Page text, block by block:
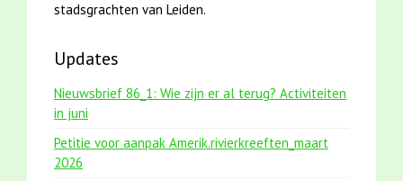
stadsgrachten van Leiden.
Updates
Nieuwsbrief 86_1: Wie zijn er al terug? Activiteiten
in juni
Petitie voor aanpak Amerik.rivierkreeften_maart
2026